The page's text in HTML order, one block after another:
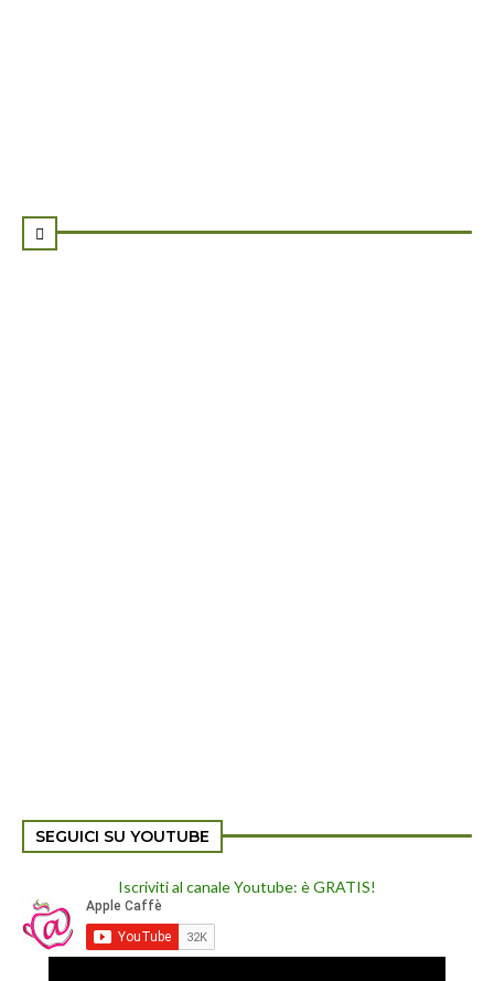

SEGUICI SU YOUTUBE
Iscriviti al canale Youtube: è GRATIS!